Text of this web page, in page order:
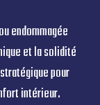
endommagée
et la solidité
pour
intérieur.